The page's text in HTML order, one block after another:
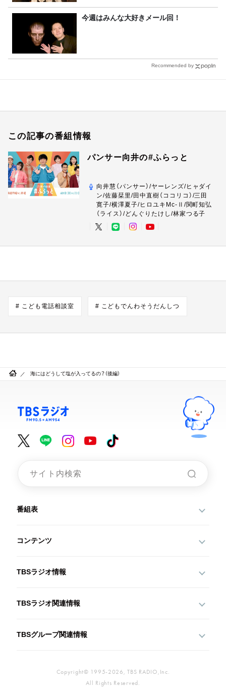
今週はみんな大好きメール回！
Recommended by
この記事の番組情報
パンサー向井の#ふらっと
向井慧（パンサー）/ヤーレンズ/ヒャダイ
ン/佐藤栞里/田中直樹（ココリコ）/三田
寛子/横澤夏子/ヒロユキMc-Ⅱ/関町知弘
（ライス）/どんぐりたけし/林家つる子
# こども電話相談室 # こどもでんわそうだんしつ
海にはどうして塩が入ってるの？（後編）
番組表
コンテンツ
TBSラジオ情報
TBSラジオ関連情報
TBSグループ関連情報
Copyright© 1995-2026, TBS RADIO,Inc.
All Rights Reserved.